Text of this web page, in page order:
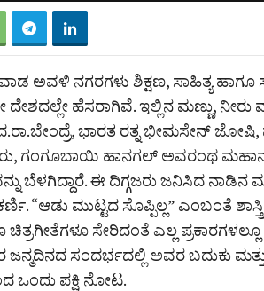
ಅವಳಿ ನಗರಗಳು ಶಿಕ್ಷಣ, ಸಾಹಿತ್ಯ ಹಾಗೂ
ಹೆಸರಾಗಿವೆ. ಇಲ್ಲಿನ ಮಣ್ಣು, ನೀರು
ಭಾರತ ರತ್ನ ಭೀಮಸೇನ್ ಜೋಷಿ,
ಗಂಗೂಬಾಯಿ ಹಾನಗಲ್ ಅವರಂಥ
ಬೆಳಗಿದ್ದಾರೆ. ಈ ದಿಗ್ಗಜರು ಜನಿಸಿದ ನಾಡಿನ
“ಆಡು ಮುಟ್ಟದ ಸೊಪ್ಪಿಲ್ಲ” ಎಂಬಂತೆ
ಸೇರಿದಂತೆ ಎಲ್ಲ
ಜನ್ಮದಿನದ ಸಂದರ್ಭದಲ್ಲಿ ಅವರ ಬದುಕು
ಒಂದು ಪಕ್ಷಿ ನೋಟ.